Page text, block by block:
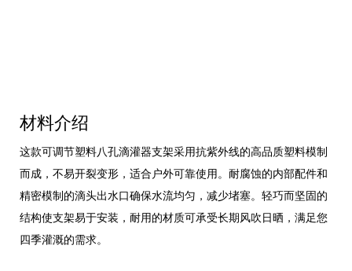
材料介绍
这款可调节塑料八孔滴灌器支架采用抗紫外线的高品质塑料模制
而成，不易开裂变形，适合户外可靠使用。耐腐蚀的内部配件和
精密模制的滴头出水口确保水流均匀，减少堵塞。轻巧而坚固的
结构使支架易于安装，耐用的材质可承受长期风吹日晒，满足您
四季灌溉的需求。